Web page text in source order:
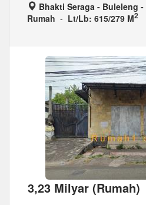
Bhakti Seraga - Buleleng
Rumah - Lt/Lb: 615/279 M2
3,23 Milyar (Rumah)